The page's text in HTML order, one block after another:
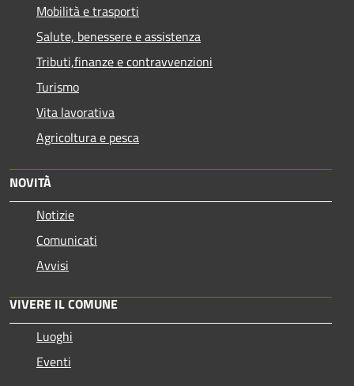
Mobilità e trasporti
Salute, benessere e assistenza
Tributi,finanze e contravvenzioni
Turismo
Vita lavorativa
Agricoltura e pesca
NOVITÀ
Notizie
Comunicati
Avvisi
VIVERE IL COMUNE
Luoghi
Eventi